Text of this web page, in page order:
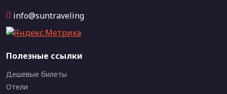
info@suntraveling
Полезные ссылки
Дешёвые билеты
Отели